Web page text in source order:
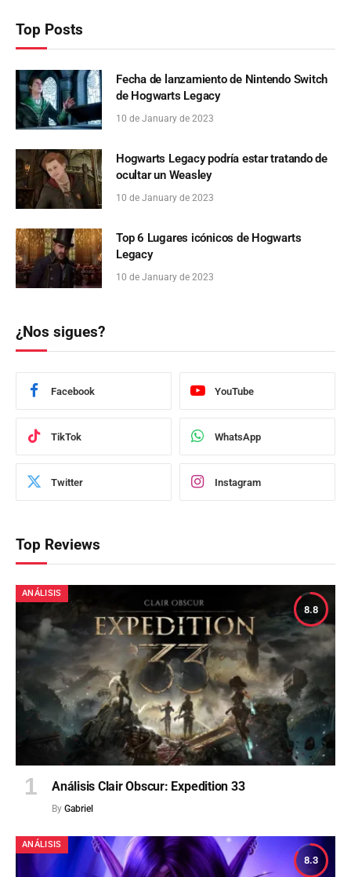
Top Posts
Fecha de lanzamiento de Nintendo Switch
de Hogwarts Legacy
10 de January de 2023
Hogwarts Legacy podría estar tratando de
ocultar un Weasley
10 de January de 2023
Top 6 Lugares icónicos de Hogwarts
Legacy
10 de January de 2023
¿Nos sigues?
Facebook YouTube
TikTok WhatsApp
Twitter Instagram
Top Reviews
8.8
ANÁLISIS
Análisis Clair Obscur: Expedition 33
By Gabriel
8.3
ANÁLISIS